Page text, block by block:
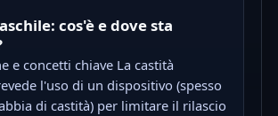
cos'è e dove sta
e concetti chiave La castità
l'uso di un dispositivo (spesso
di castità) per limitare il rilascio